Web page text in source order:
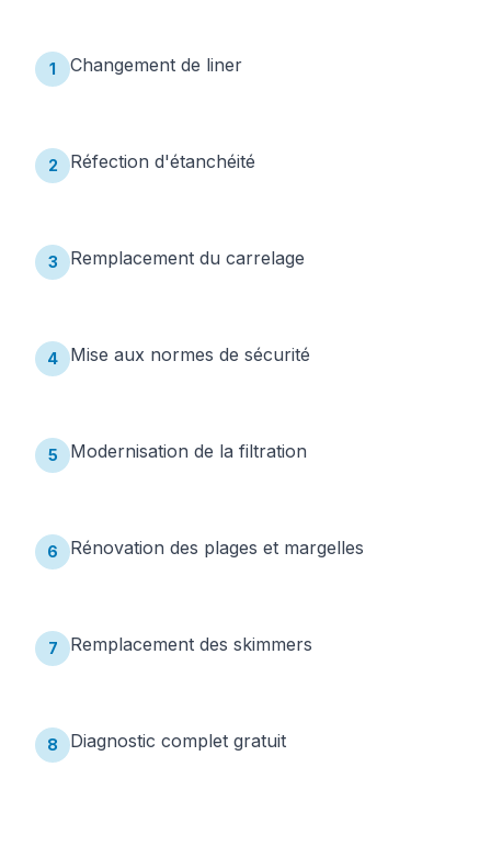
1 Changement de liner
2 Réfection d'étanchéité
3 Remplacement du carrelage
4 Mise aux normes de sécurité
5 Modernisation de la filtration
6 Rénovation des plages et margelles
7 Remplacement des skimmers
8 Diagnostic complet gratuit